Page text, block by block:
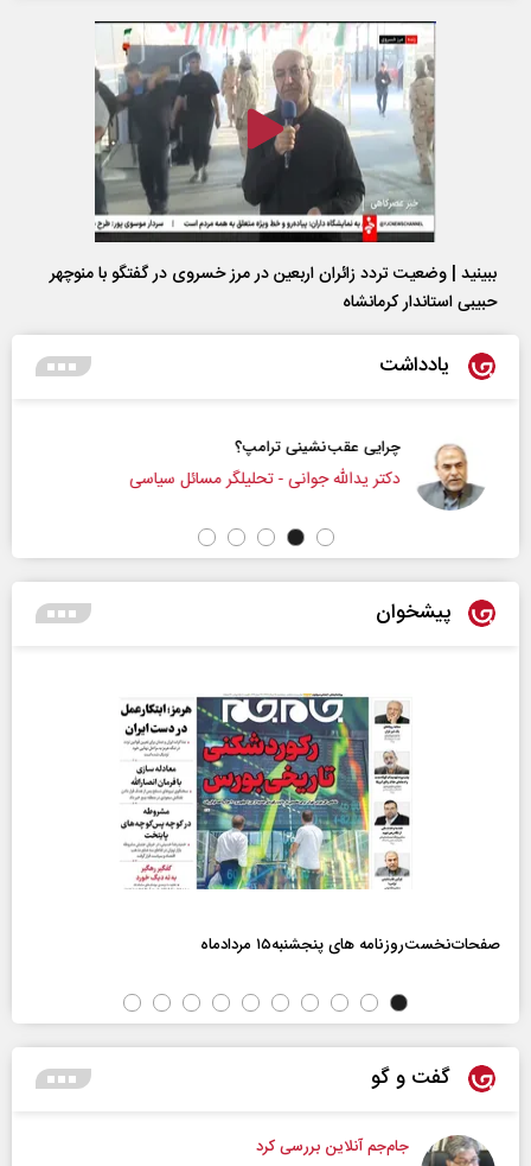
ببینید | وضعیت تردد زائران اربعین در مرز خسروی در گفتگو با منوچهر
حبیبی استاندار کرمانشاه
یادداشت
چرایی عقب‌نشینی ترامپ؟
دکتر یدالله جوانی - تحلیلگر مسائل سیاسی
پیشخوان
صفحات‌نخست‌روزنامه ها‌ی پنجشنبه‌۱۵ مردادماه
گفت و گو
جام‌جم آنلاین بررسی کرد